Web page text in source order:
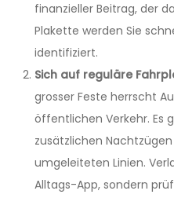
finanzieller Beitrag, der
Plakette werden Sie
identifiziert.
Sich auf reguläre
grosser Feste herrscht
öffentlichen Verkehr. Es
zusätzlichen
umgeleiteten Linien.
Alltags-App, sondern